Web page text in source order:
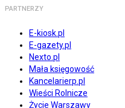
PARTNERZY
E-kiosk.pl
E-gazety.pl
Nexto.pl
Mała księgowość
Kancelarierp.pl
Wieści Rolnicze
Życie Warszawy